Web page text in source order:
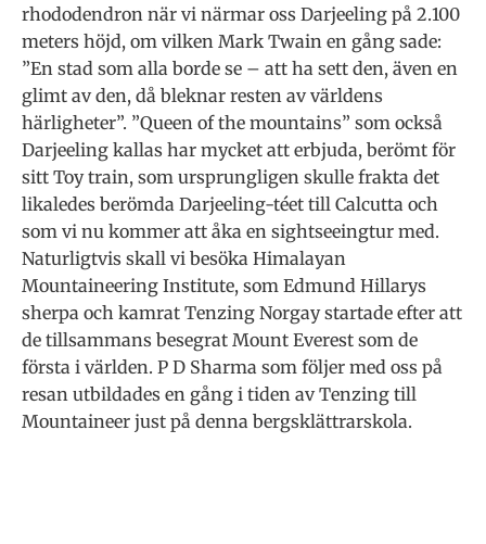
rhododendron när vi närmar oss Darjeeling på 2.100
meters höjd, om vilken Mark Twain en gång sade:
”En stad som alla borde se – att ha sett den, även en
glimt av den, då bleknar resten av världens
härligheter”. ”Queen of the mountains” som också
Darjeeling kallas har mycket att erbjuda, berömt för
sitt Toy train, som ursprungligen skulle frakta det
likaledes berömda Darjeeling-téet till Calcutta och
som vi nu kommer att åka en sightseeingtur med.
Naturligtvis skall vi besöka Himalayan
Mountaineering Institute, som Edmund Hillarys
sherpa och kamrat Tenzing Norgay startade efter att
de tillsammans besegrat Mount Everest som de
första i världen. P D Sharma som följer med oss på
resan utbildades en gång i tiden av Tenzing till
Mountaineer just på denna bergsklättrarskola.